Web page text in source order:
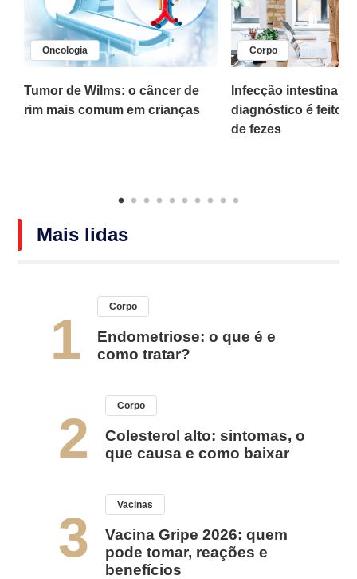
Oncologia
Tumor de Wilms: o câncer de
rim mais comum em crianças
Corpo
Infecção intestinal
diagnóstico é feito
de fezes
Mais lidas
1
Corpo
Endometriose: o que é e
como tratar?
2
Corpo
Colesterol alto: sintomas, o
que causa e como baixar
3
Vacinas
Vacina Gripe 2026: quem
pode tomar, reações e
benefícios